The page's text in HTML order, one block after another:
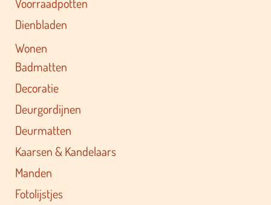
Dienbladen
Wonen
Badmatten
Decoratie
Deurgordijnen
Deurmatten
Kaarsen & Kandelaars
Manden
Fotolijstjes